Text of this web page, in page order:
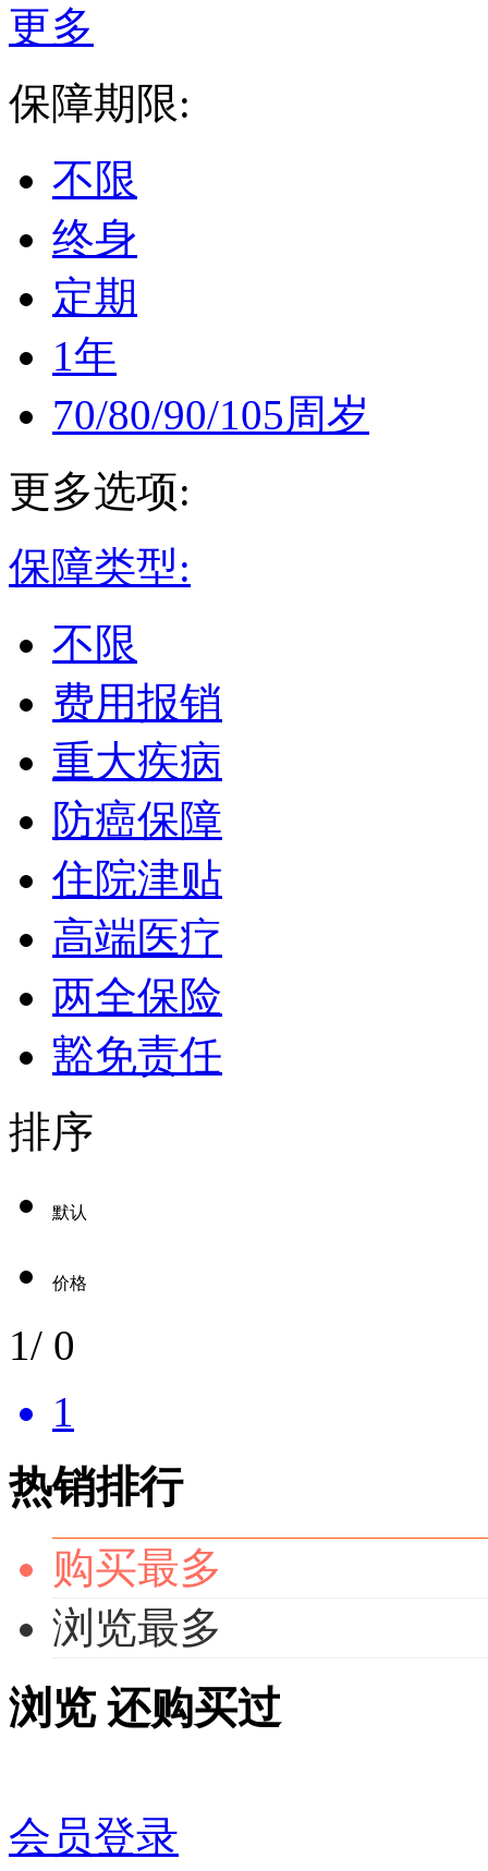
更多
保障期限:
不限
终身
定期
1年
70/80/90/105周岁
更多选项:
保障类型:
不限
费用报销
重大疾病
防癌保障
住院津贴
高端医疗
两全保险
豁免责任
排序
默认
价格
1/ 0
1
热销排行
购买最多
浏览最多
浏览 还购买过
会员登录